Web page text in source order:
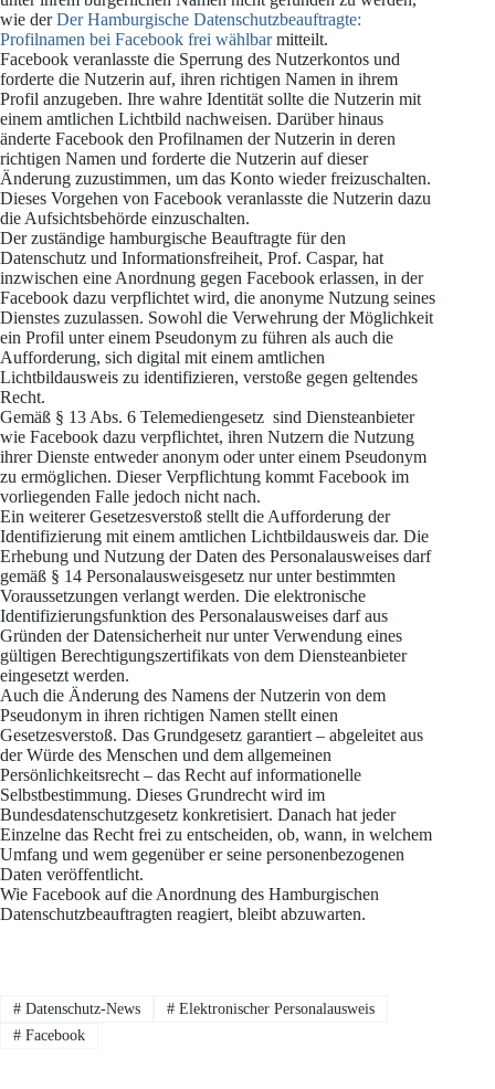
wie derDer Hamburgische Datenschutzbeauftragte:
Profilnamen bei Facebook frei wählbarmitteilt.
Facebook veranlasste die Sperrung des Nutzerkontos und
forderte die Nutzerin auf, ihren richtigen Namen in ihrem
Profil anzugeben. Ihre wahre Identität sollte die Nutzerin mit
einem amtlichen Lichtbild nachweisen. Darüber hinaus
änderte Facebook den Profilnamen der Nutzerin in deren
richtigen Namen und forderte die Nutzerin auf dieser
Änderung zuzustimmen, um das Konto wieder freizuschalten.
Dieses Vorgehen von Facebook veranlasste die Nutzerin dazu
die Aufsichtsbehörde einzuschalten.
Der zuständige hamburgische Beauftragte für den
Datenschutz und Informationsfreiheit, Prof. Caspar, hat
inzwischen eine Anordnung gegen Facebook erlassen, in der
Facebook dazu verpflichtet wird, die anonyme Nutzung seines
Dienstes zuzulassen. Sowohl die Verwehrung der Möglichkeit
ein Profil unter einem Pseudonym zu führen als auch die
Aufforderung, sich digital mit einem amtlichen
Lichtbildausweis zu identifizieren, verstoße gegen geltendes
Recht.
Gemäß § 13 Abs. 6 Telemediengesetz sind Diensteanbieter
wie Facebook dazu verpflichtet, ihren Nutzern die Nutzung
ihrer Dienste entweder anonym oder unter einem Pseudonym
zu ermöglichen. Dieser Verpflichtung kommt Facebook im
vorliegenden Falle jedoch nicht nach.
Ein weiterer Gesetzesverstoß stellt die Aufforderung der
Identifizierung mit einem amtlichen Lichtbildausweis dar. Die
Erhebung und Nutzung der Daten des Personalausweises darf
gemäß § 14 Personalausweisgesetz nur unter bestimmten
Voraussetzungen verlangt werden. Die elektronische
Identifizierungsfunktion des Personalausweises darf aus
Gründen der Datensicherheit nur unter Verwendung eines
gültigen Berechtigungszertifikats von dem Diensteanbieter
eingesetzt werden.
Auch die Änderung des Namens der Nutzerin von dem
Pseudonym in ihren richtigen Namen stellt einen
Gesetzesverstoß. Das Grundgesetz garantiert – abgeleitet aus
der Würde des Menschen und dem allgemeinen
Persönlichkeitsrecht – das Recht auf informationelle
Selbstbestimmung. Dieses Grundrecht wird im
Bundesdatenschutzgesetz konkretisiert. Danach hat jeder
Einzelne das Recht frei zu entscheiden, ob, wann, in welchem
Umfang und wem gegenüber er seine personenbezogenen
Daten veröffentlicht.
Wie Facebook auf die Anordnung des Hamburgischen
Datenschutzbeauftragten reagiert, bleibt abzuwarten.
#Datenschutz-News #Elektronischer Personalausweis
#Facebook